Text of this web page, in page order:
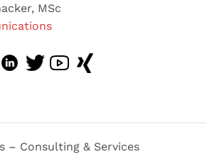
MSc
– Consulting & Services